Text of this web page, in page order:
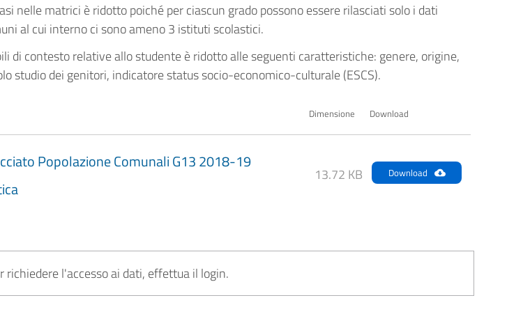
nelle matrici è ridotto poiché per ciascun grado possono essere rilasciati solo i dati
al cui interno ci sono ameno 3 istituti scolastici.
di contesto relative allo studente è ridotto alle seguenti caratteristiche: genere, origine,
studio dei genitori, indicatore status socio-economico-culturale (ESCS).
Dimensione Download
Popolazione Comunali G13 2018-19
13.72 KB Download
richiedere l'accesso ai dati, effettua il login.